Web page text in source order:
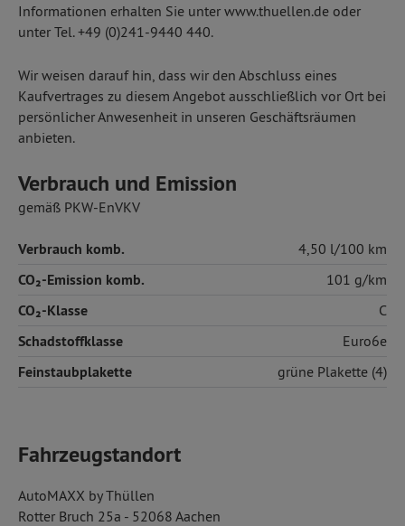
Informationen erhalten Sie unter www.thuellen.de oder
unter Tel. +49 (0)241-9440 440.
Wir weisen darauf hin, dass wir den Abschluss eines
Kaufvertrages zu diesem Angebot ausschließlich vor Ort bei
persönlicher Anwesenheit in unseren Geschäftsräumen
anbieten.
Verbrauch und Emission
gemäß PKW-EnVKV
Verbrauch komb. 4,50 l/100 km
CO₂-Emission komb. 101 g/km
CO₂-Klasse C
Schadstoffklasse Euro6e
Feinstaubplakette grüne Plakette (4)
Fahrzeugstandort
AutoMAXX by Thüllen
Rotter Bruch 25a - 52068 Aachen